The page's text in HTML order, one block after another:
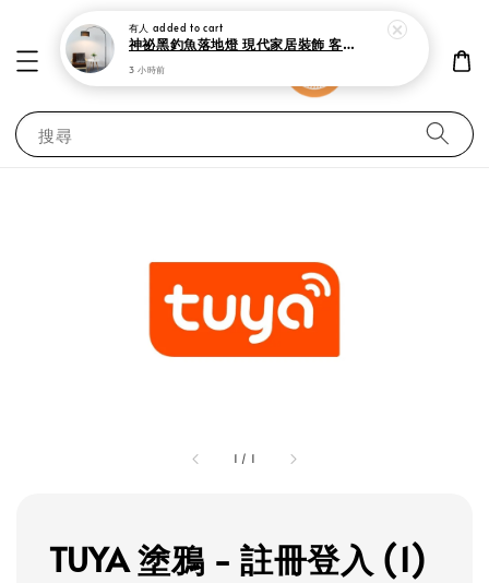
搜尋
1 / 1
TUYA 塗鴉 - 註冊登入 (1)
有人 added to cart
神祕黑釣魚落地燈 現代家居裝飾 客廳 書房與臥室立燈
3 小時前